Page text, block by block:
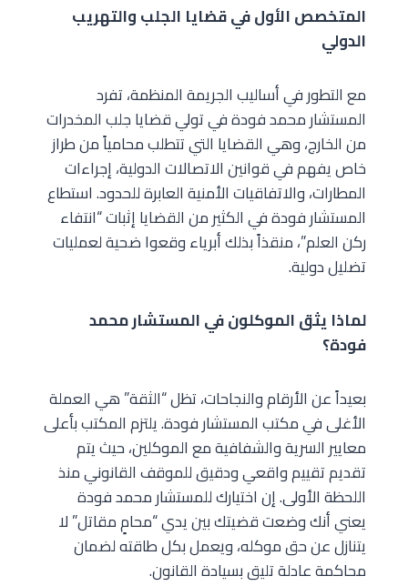
المتخصص الأول في قضايا الجلب والتهريب
الدولي
مع التطور في أساليب الجريمة المنظمة، تفرد
المستشار محمد فودة في تولي قضايا جلب المخدرات
من الخارج، وهي القضايا التي تتطلب محامياً من طراز
خاص يفهم في قوانين الاتصالات الدولية، إجراءات
المطارات، والاتفاقيات الأمنية العابرة للحدود. استطاع
المستشار فودة في الكثير من القضايا إثبات “انتفاء
ركن العلم”، منقذاً بذلك أبرياء وقعوا ضحية لعمليات
تضليل دولية.
لماذا يثق الموكلون في المستشار محمد
فودة؟
بعيداً عن الأرقام والنجاحات، تظل “الثقة” هي العملة
الأغلى في مكتب المستشار فودة. يلتزم المكتب بأعلى
معايير السرية والشفافية مع الموكلين، حيث يتم
تقديم تقييم واقعي ودقيق للموقف القانوني منذ
اللحظة الأولى. إن اختيارك للمستشار محمد فودة
يعني أنك وضعت قضيتك بين يدي “محامٍ مقاتل” لا
يتنازل عن حق موكله، ويعمل بكل طاقته لضمان
محاكمة عادلة تليق بسيادة القانون.